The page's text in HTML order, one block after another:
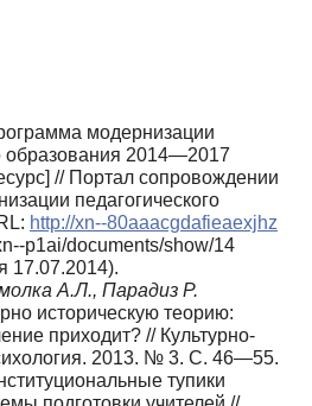
модернизации
образования 2014—2017
// Портал сопровождении
педагоги­ческого
http://xn--80aaacgdafieaexjhz
p1ai/documents/show/14
17.07.2014).
А.Л., Парадиз Р.
историческую теорию:
прихо­дит? // Культурно-
2013. № 3. С. 46—55.
тупики